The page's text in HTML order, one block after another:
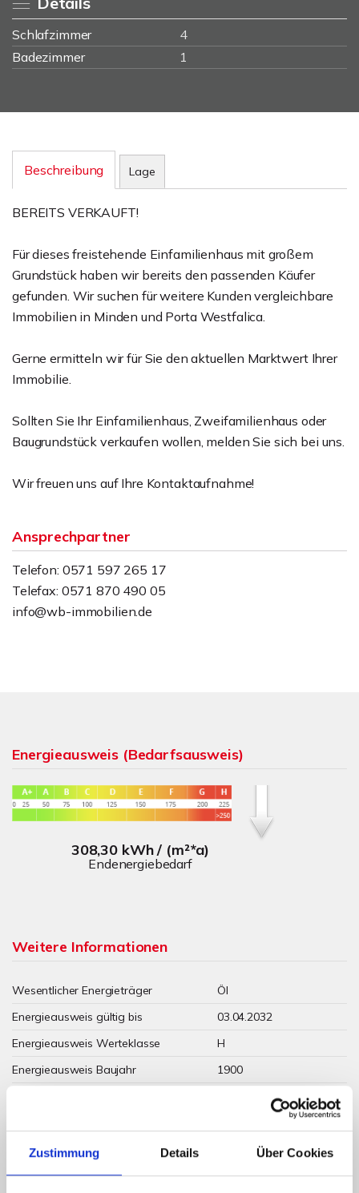
Zustimmung Details Über Cookies
Schlafzimmer
4
Badezimmer
1
Beschreibung Lage
BEREITS VERKAUFT!
Für dieses freistehende Einfamilienhaus mit großem
Grundstück haben wir bereits den passenden Käufer
gefunden. Wir suchen für weitere Kunden vergleichbare
Immobilien in Minden und Porta Westfalica.
Gerne ermitteln wir für Sie den aktuellen Marktwert Ihrer
Immobilie.
Sollten Sie Ihr Einfamilienhaus, Zweifamilienhaus oder
Baugrundstück verkaufen wollen, melden Sie sich bei uns.
Wir freuen uns auf Ihre Kontaktaufnahme!
Ansprechpartner
Telefon: 0571 597 265 17
Telefax: 0571 870 490 05
info@wb-immobilien.de
Energieausweis (Bedarfsausweis)
308,30 kWh / (m²*a)
Endenergiebedarf
Weitere Informationen
Wesentlicher Energieträger
Öl
Energieausweis gültig bis
03.04.2032
Energieausweis Werteklasse
H
Energieausweis Baujahr
1900
Wohngebäude
Zentralheizung
Befeuerung